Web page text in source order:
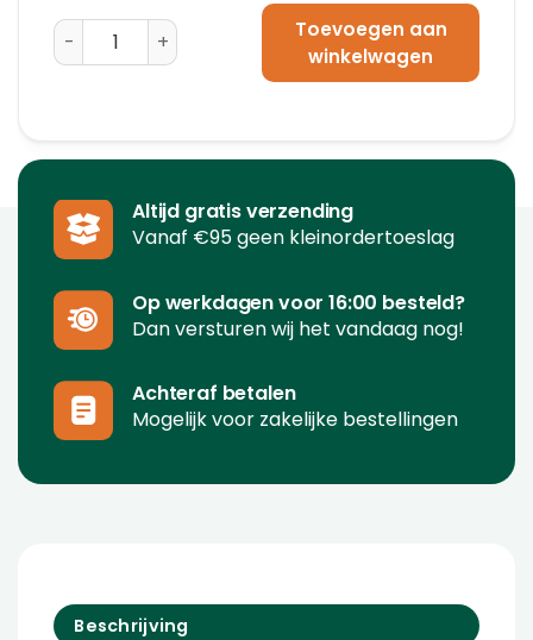
Gegomde Tape Wit - 60 mm x 200 m - 60 g/m²
Toevoegen aan
winkelwagen
Altijd gratis verzending
Vanaf €95 geen kleinordertoeslag
Op werkdagen voor 16:00 besteld?
Dan versturen wij het vandaag nog!
Achteraf betalen
Mogelijk voor zakelijke bestellingen
Beschrijving